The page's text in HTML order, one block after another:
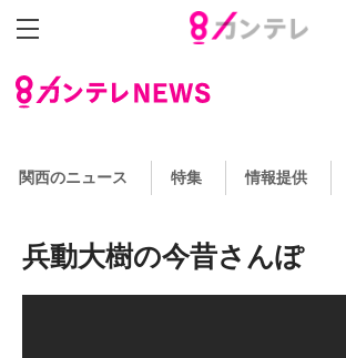
関西のニュース 特集 情報提供
兵動大樹の今昔さんぽ